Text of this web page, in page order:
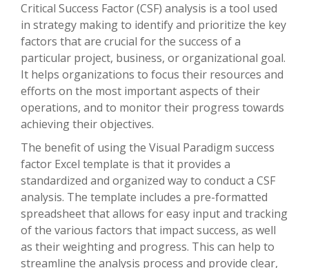
Critical Success Factor (CSF) analysis is a tool used
in strategy making to identify and prioritize the key
factors that are crucial for the success of a
particular project, business, or organizational goal.
It helps organizations to focus their resources and
efforts on the most important aspects of their
operations, and to monitor their progress towards
achieving their objectives.
The benefit of using the Visual Paradigm success
factor Excel template is that it provides a
standardized and organized way to conduct a CSF
analysis. The template includes a pre-formatted
spreadsheet that allows for easy input and tracking
of the various factors that impact success, as well
as their weighting and progress. This can help to
streamline the analysis process and provide clear,